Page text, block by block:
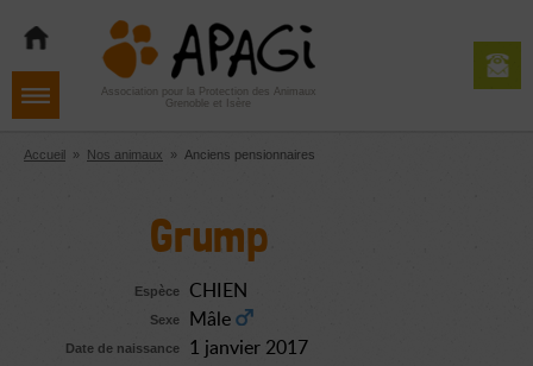
navigation
contenu
Aller
pied
de
Association pour la Protection des Animaux
Grenoble et Isère
Accueil » Nos animaux » Anciens pensionnaires
Grump
Espèce CHIEN
Sexe Mâle
Date de naissance 1 janvier 2017